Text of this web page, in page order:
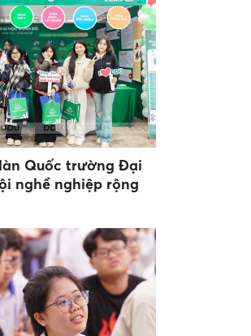
Quốc trường Đại
nghề nghiệp rộng